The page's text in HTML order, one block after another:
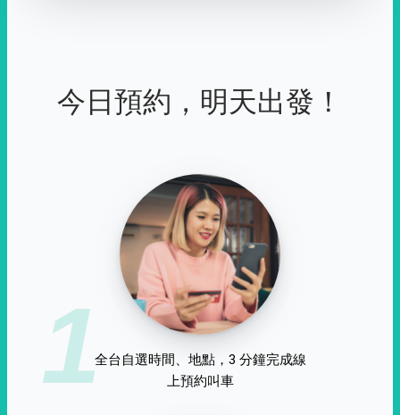
今日預約，明天出發！
1全台自選時間、地點，3 分鐘完成線
上預約叫車